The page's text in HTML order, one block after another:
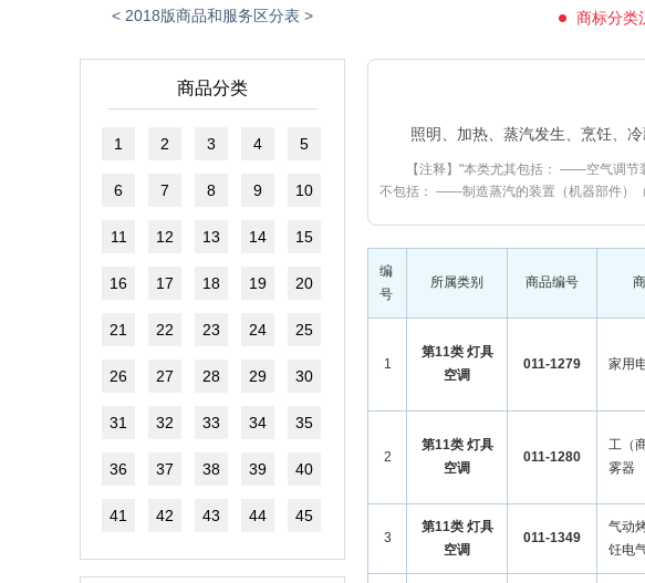
< 2018版商品和服务区分表 > 商标分类
商品分类
1 2 3 4 5
6 7 8 9 10
11 12 13 14 15
16 17 18 19 20
21 22 23 24 25
26 27 28 29 30
31 32 33 34 35
36 37 38 39 40
41 42 43 44 45
照明、加热、蒸汽发生、烹饪、
【注释】"本类尤其包括： ——空气调
不包括： ——制造蒸汽的装置（机器部件）
编
号
所属类别 商品编号
1
第11类 灯具
空调
011-1279 家用
2
第11类 灯具
空调
011-1280
工（
雾器
3
第11类 灯具
空调
011-1349
气动
饪电